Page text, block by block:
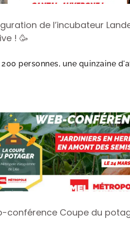
de l’incubateur
! 🥳
personnes, une quinzaine
conférence Coupe du